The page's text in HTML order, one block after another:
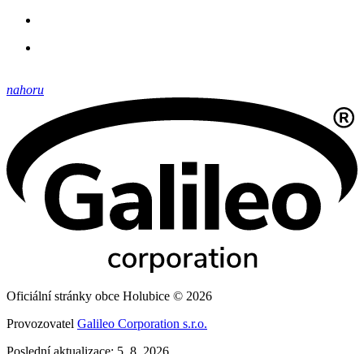
nahoru
Oficiální stránky obce Holubice © 2026
Provozovatel Galileo Corporation s.r.o.
Poslední aktualizace: 5. 8. 2026